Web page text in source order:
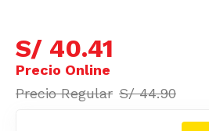
S/ 40.41
S/ 44.90